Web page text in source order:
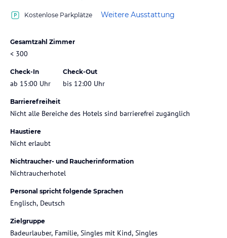
Kostenlose Parkplätze Weitere Ausstattung
Gesamtzahl Zimmer
< 300
Check-In
ab 15:00 Uhr
Check-Out
bis 12:00 Uhr
Barrierefreiheit
Nicht alle Bereiche des Hotels sind barrierefrei zugänglich
Haustiere
Nicht erlaubt
Nichtraucher- und Raucherinformation
Nichtraucherhotel
Personal spricht folgende Sprachen
Englisch, Deutsch
Zielgruppe
Badeurlauber, Familie, Singles mit Kind, Singles